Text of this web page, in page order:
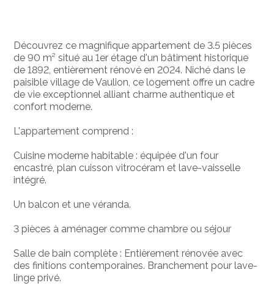
Découvrez ce magnifique appartement de 3.5 pièces
de 90 m² situé au 1er étage d'un bâtiment historique
de 1892, entièrement rénové en 2024. Niché dans le
paisible village de Vaulion, ce logement offre un cadre
de vie exceptionnel alliant charme authentique et
confort moderne.
L'appartement comprend :
Cuisine moderne habitable : équipée d'un four
encastré, plan cuisson vitrocéram et lave-vaisselle
intégré.
Un balcon et une véranda.
3 pièces à aménager comme chambre ou séjour
Salle de bain complète : Entièrement rénovée avec
des finitions contemporaines. Branchement pour lave-
linge privé.